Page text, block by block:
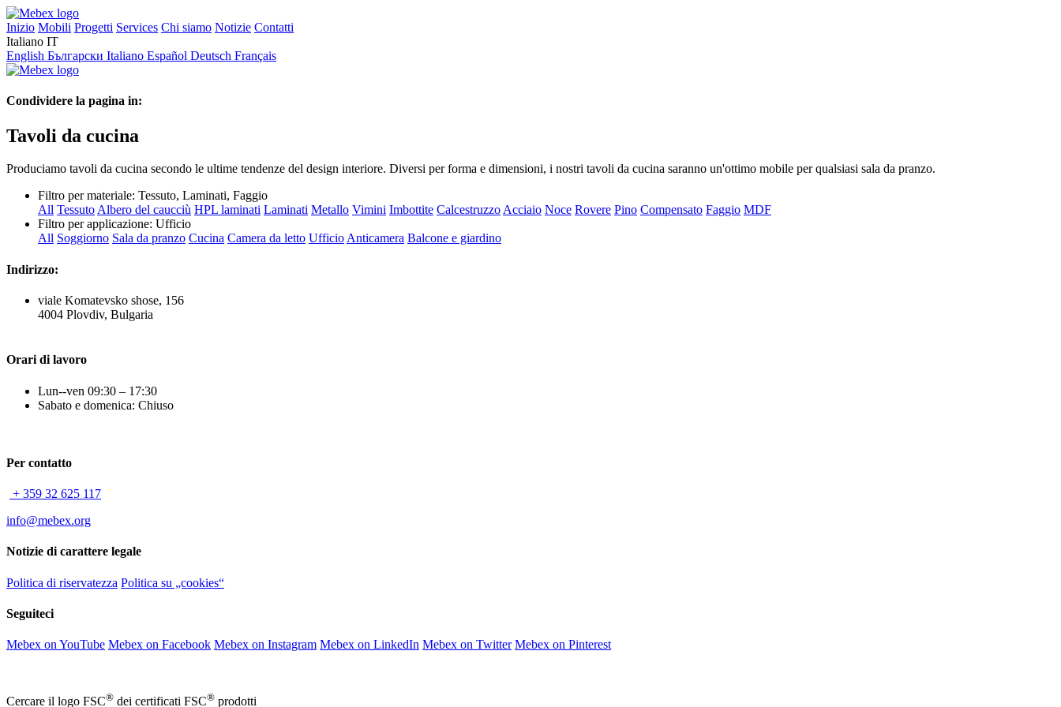
Inizio Mobili Progetti Services Chi siamo Notizie Contatti
Italiano IT
English Български Italiano Español Deutsch Français
Condividere la pagina in:
Tavoli da cucina
Produciamo tavoli da cucina secondo le ultime tendenze del design interiore. Diversi per forma e dimensioni, i nostri tavoli da cucina saranno un'ottimo mobile per qualsiasi sala da pranzo.
Filtro per materiale: Tessuto, Laminati, Faggio
All TessutoAlbero del caucciù HPL laminati Laminati Metallo Vimini Imbottite CalcestruzzoAcciaio Noce Rovere Pino Compensato Faggio MDF
Filtro per applicazione: Ufficio
All Soggiorno Sala da pranzo Cucina Camera da letto UfficioAnticamera Balcone e giardino
Indirizzo:
viale Komatevsko shose, 156
4004 Plovdiv, Bulgaria
Orari di lavoro
Lun--ven 09:30 – 17:30
Sabato e domenica: Chiuso
Per contatto
+ 359 32 625 117
info@mebex.org
Notizie di carattere legale
Politica di riservatezza Politica su „cookies“
Seguiteci
Mebex on YouTube Mebex on Facebook Mebex on Instagram Mebex on LinkedIn Mebex on Twitter Mebex on Pinterest
Cercare il logo FSC® dei certificati FSC® prodotti